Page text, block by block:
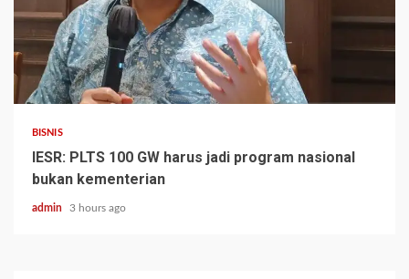
BISNIS
IESR: PLTS 100 GW harus jadi program nasional
bukan kementerian
admin 3 hours ago